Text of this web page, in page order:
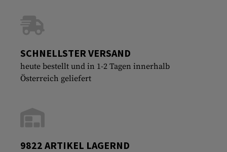
SCHNELLSTER VERSAND
heute bestellt und in 1-2 Tagen innerhalb
Österreich geliefert
9822 ARTIKEL LAGERND